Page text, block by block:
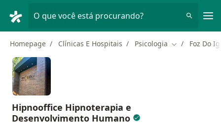
O que você está procurando?
Homepage Clínicas E Hospitais Psicologia Mudar de
Foz Do
Hipnooffice Hipnoterapia e
Desenvolvimento Humano